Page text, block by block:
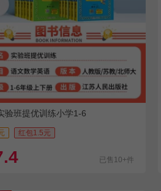
验班提优训练小学1-6
红包1.5元
已售10+件